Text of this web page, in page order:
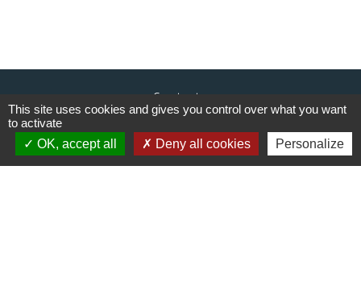
Contacts
Commune de Cieux
6, avenue du Lac
87520 Cieux - FRANCE
+33 5 55 03 30 28
This site uses cookies and gives you control over what you want
to activate
OK, accept all
Deny all cookies Personalize